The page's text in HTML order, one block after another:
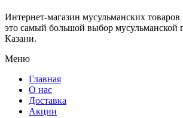
календаре
на
2023
оптом,
татарском
языке,
в
календаре:
Интернет-магазин мусульманских
это самый большой выбор мусульманской
Казани.
Меню
Главная
О нас
Доставка
Акции